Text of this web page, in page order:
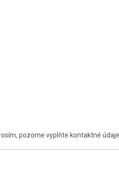
pozorne vyplňte kontaktné